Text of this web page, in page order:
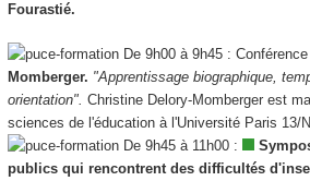
Fourastié.
De 9h00 à 9h45 :
Momberger. "Apprentissage biographique,
orientation". Christine Delory-Momberger est
sciences de l'éducation à l'Université Paris 13/
De 9h45 à 11h00 :
publics qui rencontrent des difficultés